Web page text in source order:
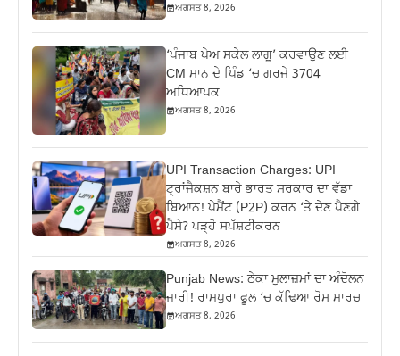
ਅਗਸਤ 8, 2026
‘ਪੰਜਾਬ ਪੇਅ ਸਕੇਲ ਲਾਗੂ’ ਕਰਵਾਉਣ ਲਈ
CM ਮਾਨ ਦੇ ਪਿੰਡ ‘ਚ ਗਰਜੇ 3704
ਅਧਿਆਪਕ
ਅਗਸਤ 8, 2026
UPI Transaction Charges: UPI
ਟ੍ਰਾਂਜੈਕਸ਼ਨ ਬਾਰੇ ਭਾਰਤ ਸਰਕਾਰ ਦਾ ਵੱਡਾ
ਬਿਆਨ! ਪੇਮੈਂਟ (P2P) ਕਰਨ ‘ਤੇ ਦੇਣ ਪੈਣਗੇ
ਪੈਸੇ? ਪੜ੍ਹੋ ਸਪੱਸ਼ਟੀਕਰਨ
ਅਗਸਤ 8, 2026
Punjab News: ਠੇਕਾ ਮੁਲਾਜ਼ਮਾਂ ਦਾ ਅੰਦੋਲਨ
ਜਾਰੀ! ਰਾਮਪੁਰਾ ਫੂਲ ‘ਚ ਕੱਢਿਆ ਰੋਸ ਮਾਰਚ
ਅਗਸਤ 8, 2026